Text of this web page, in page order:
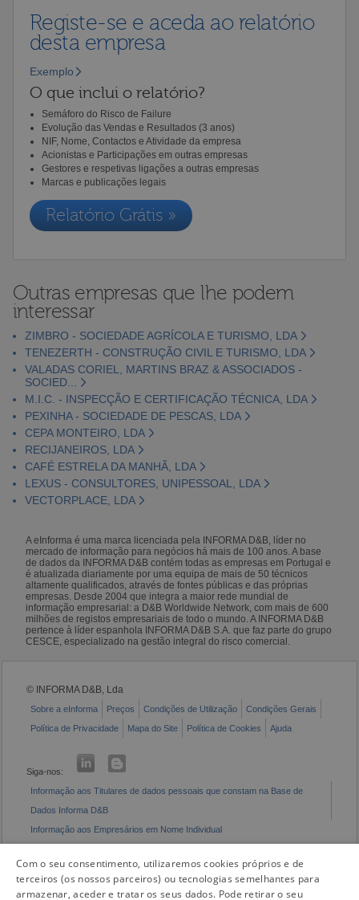
Registe-se e aceda ao relatório
desta empresa
Exemplo
O que inclui o relatório?
Semáforo do Risco de Failure
Evolução das Vendas e Resultados (3 anos)
NIF, Nome, Contactos e Atividade da empresa
Acionistas e Participações em outras empresas
Gestores e respetivas ligações a outras empresas
Marcas e publicações legais
Relatório Grátis »
Outras empresas que lhe podem
interessar
ZIMBRO - SOCIEDADE AGRÍCOLA E TURISMO, LDA
TENEZERTH - CONSTRUÇÃO CIVIL E TURISMO, LDA
VALADAS CORIEL, MARTINS BRAZ & ASSOCIADOS -
SOCIED...
M.I.C. - INSPECÇÃO E CERTIFICAÇÃO TÉCNICA, LDA
PEXINHA - SOCIEDADE DE PESCAS, LDA
CEPA MONTEIRO, LDA
RECIJANEIROS, LDA
CAFÉ ESTRELA DA MANHÃ, LDA
LEXUS - CONSULTORES, UNIPESSOAL, LDA
VECTORPLACE, LDA
A eInforma é uma marca licenciada pela INFORMA D&B, líder no
mercado de informação para negócios há mais de 100 anos. A base
de dados da INFORMA D&B contém todas as empresas em Portugal e
é atualizada diariamente por uma equipa de mais de 50 técnicos
altamente qualificados, através de fontes públicas e das próprias
empresas. Desde 2004 que integra a maior rede mundial de
informação empresarial: a D&B Worldwide Network, com mais de 600
milhões de registos empresariais de todo o mundo. A INFORMA D&B
pertence à líder espanhola INFORMA D&B S.A. que faz parte do grupo
CESCE, especializado na gestão integral do risco comercial.
© INFORMA D&B, Lda
Sobre a eInforma Preços Condições de Utilização
Condições Gerais
Política de Privacidade
Mapa do Site Política de Cookies Ajuda
Siga-nos:
Informação aos Titulares de dados pessoais que constam na Base de
Dados Informa D&B
Informação aos Empresários em Nome Individual
Com o seu consentimento, utilizaremos cookies próprios e de
terceiros (os nossos parceiros) ou tecnologias semelhantes para
armazenar, aceder e tratar os seus dados. Pode retirar o seu